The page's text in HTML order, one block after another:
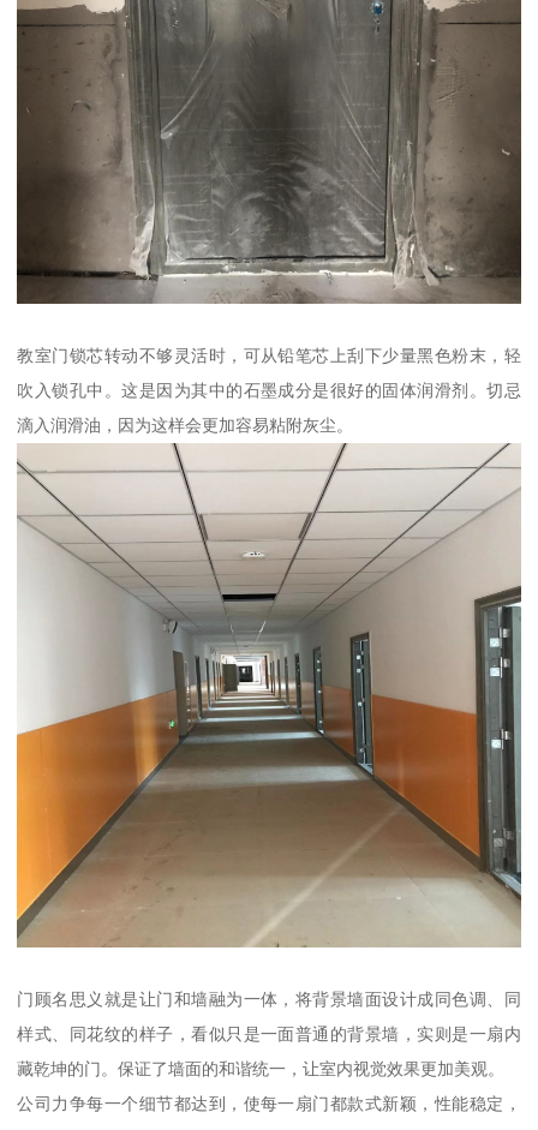
教室门锁芯转动不够灵活时，可从铅笔芯上刮下少量黑色粉末，轻
吹入锁孔中。这是因为其中的石墨成分是很好的固体润滑剂。切忌
滴入润滑油，因为这样会更加容易粘附灰尘。
门顾名思义就是让门和墙融为一体，将背景墙面设计成同色调、同
样式、同花纹的样子，看似只是一面普通的背景墙，实则是一扇内
藏乾坤的门。保证了墙面的和谐统一，让室内视觉效果更加美观。
公司力争每一个细节都达到，使每一扇门都款式新颖，性能稳定，